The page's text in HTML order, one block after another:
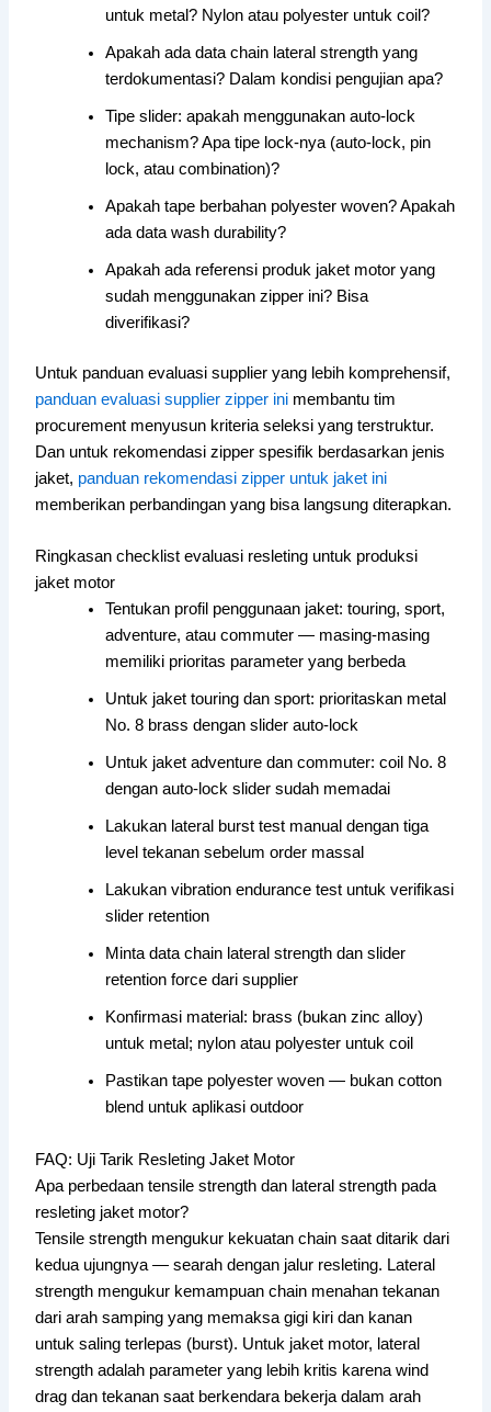
untuk metal? Nylon atau polyester untuk coil?
Apakah ada data chain lateral strength yang
terdokumentasi? Dalam kondisi pengujian apa?
Tipe slider: apakah menggunakan auto-lock
mechanism? Apa tipe lock-nya (auto-lock, pin
lock, atau combination)?
Apakah tape berbahan polyester woven? Apakah
ada data wash durability?
Apakah ada referensi produk jaket motor yang
sudah menggunakan zipper ini? Bisa
diverifikasi?
Untuk panduan evaluasi supplier yang lebih komprehensif,
panduan evaluasi supplier zipper ini membantu tim
procurement menyusun kriteria seleksi yang terstruktur.
Dan untuk rekomendasi zipper spesifik berdasarkan jenis
jaket, panduan rekomendasi zipper untuk jaket ini
memberikan perbandingan yang bisa langsung diterapkan.
Ringkasan checklist evaluasi resleting untuk produksi
jaket motor
Tentukan profil penggunaan jaket: touring, sport,
adventure, atau commuter — masing-masing
memiliki prioritas parameter yang berbeda
Untuk jaket touring dan sport: prioritaskan metal
No. 8 brass dengan slider auto-lock
Untuk jaket adventure dan commuter: coil No. 8
dengan auto-lock slider sudah memadai
Lakukan lateral burst test manual dengan tiga
level tekanan sebelum order massal
Lakukan vibration endurance test untuk verifikasi
slider retention
Minta data chain lateral strength dan slider
retention force dari supplier
Konfirmasi material: brass (bukan zinc alloy)
untuk metal; nylon atau polyester untuk coil
Pastikan tape polyester woven — bukan cotton
blend untuk aplikasi outdoor
FAQ: Uji Tarik Resleting Jaket Motor
Apa perbedaan tensile strength dan lateral strength pada
resleting jaket motor?
Tensile strength mengukur kekuatan chain saat ditarik dari
kedua ujungnya — searah dengan jalur resleting. Lateral
strength mengukur kemampuan chain menahan tekanan
dari arah samping yang memaksa gigi kiri dan kanan
untuk saling terlepas (burst). Untuk jaket motor, lateral
strength adalah parameter yang lebih kritis karena wind
drag dan tekanan saat berkendara bekerja dalam arah